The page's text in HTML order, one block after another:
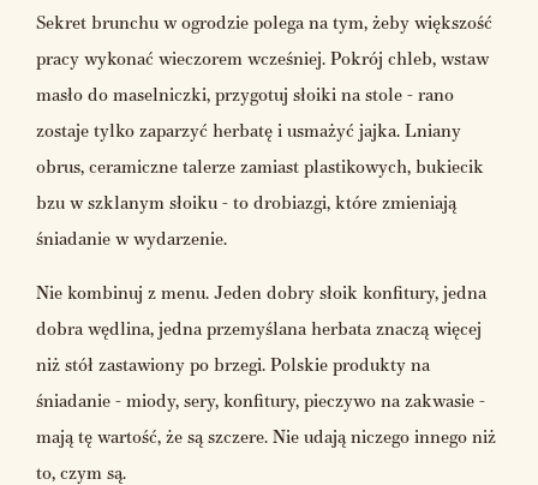
Sekret brunchu w ogrodzie polega na tym, żeby większość
pracy wykonać wieczorem wcześniej. Pokrój chleb, wstaw
masło do maselniczki, przygotuj słoiki na stole - rano
zostaje tylko zaparzyć herbatę i usmażyć jajka. Lniany
obrus, ceramiczne talerze zamiast plastikowych, bukiecik
bzu w szklanym słoiku - to drobiazgi, które zmieniają
śniadanie w wydarzenie.
Nie kombinuj z menu. Jeden dobry słoik konfitury, jedna
dobra wędlina, jedna przemyślana herbata znaczą więcej
niż stół zastawiony po brzegi. Polskie produkty na
śniadanie - miody, sery, konfitury, pieczywo na zakwasie -
mają tę wartość, że są szczere. Nie udają niczego innego niż
to, czym są.